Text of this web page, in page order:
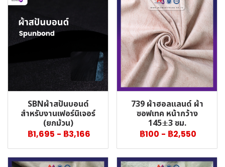
SBNผ้าสปันบอนด์
สำหรับงานเฟอร์นิเจอร์
(ยกม้วน)
฿1,695 - ฿3,166
739 ผ้าฮอลแลนด์ ผ้า
ซอฟเทค หน้ากว้าง
145±3 ซม.
฿100 - ฿2,550